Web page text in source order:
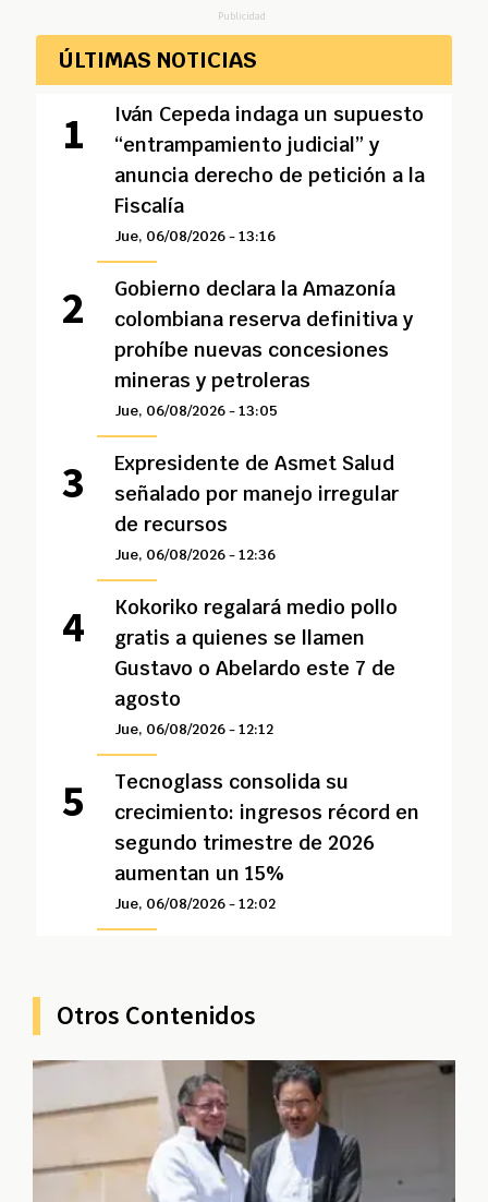
Publicidad
ÚLTIMAS NOTICIAS
Iván Cepeda indaga un supuesto
“entrampamiento judicial” y
anuncia derecho de petición a la
Fiscalía
Jue, 06/08/2026 - 13:16
Gobierno declara la Amazonía
colombiana reserva definitiva y
prohíbe nuevas concesiones
mineras y petroleras
Jue, 06/08/2026 - 13:05
Expresidente de Asmet Salud
señalado por manejo irregular
de recursos
Jue, 06/08/2026 - 12:36
Kokoriko regalará medio pollo
gratis a quienes se llamen
Gustavo o Abelardo este 7 de
agosto
Jue, 06/08/2026 - 12:12
Tecnoglass consolida su
crecimiento: ingresos récord en
segundo trimestre de 2026
aumentan un 15%
Jue, 06/08/2026 - 12:02
Otros Contenidos